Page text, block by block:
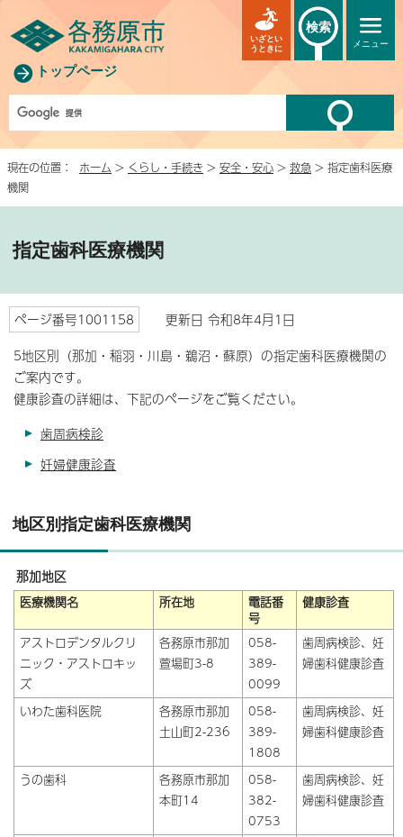
トップページ
メニュー
いざとい
うときに
検索
現在の位置： ホーム > くらし・手続き > 安全・安心 > 救急 > 指定歯科医療
機関
指定歯科医療機関
ページ番号1001158
更新日 令和8年4月1日
5地区別（那加・稲羽・川島・鵜沼・蘇原）の指定歯科医療機関の
ご案内です。
健康診査の詳細は、下記のページをご覧ください。
歯周病検診
妊婦健康診査
地区別指定歯科医療機関
那加地区
医療機関名 所在地
電話番
号
健康診査
アストロデンタルクリ
ニック・アストロキッ
ズ
各務原市那加
萱場町3-8
058-
389-
0099
歯周病検診、妊
婦歯科健康診査
いわた歯科医院
各務原市那加
土山町2-236
058-
389-
1808
歯周病検診、妊
婦歯科健康診査
うの歯科
各務原市那加
本町14
058-
382-
0753
歯周病検診、妊
婦歯科健康診査